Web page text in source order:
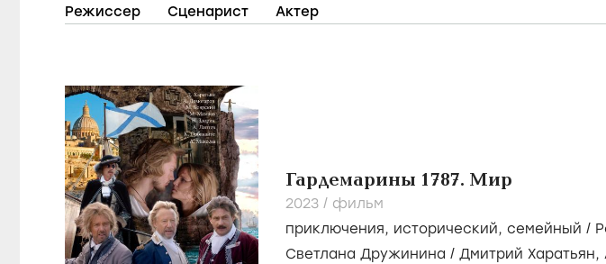
Режиссер Сценарист Актер
Гардемарины 1787. Мир
2023 / фильм
приключения, исторический, семейный /
Светлана Дружинина / Дмитрий Харатьян,